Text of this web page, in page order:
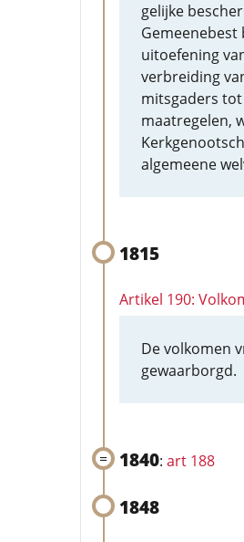
gelijke
uitoefening
verbreiding
mitsgaders
maatregelen,
algemeene
1815
Artikel 190:
De volkomen
gewaarborgd.
1840: art 188
1848